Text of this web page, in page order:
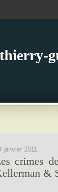
thierry-
janvier 2011
crimes
&